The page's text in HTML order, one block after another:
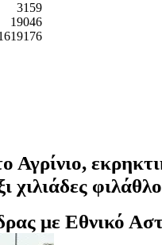
3159
19046
Αγρίνιο,
χιλιάδες
με Εθνικό